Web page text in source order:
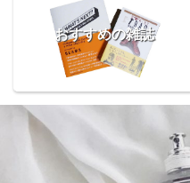
おすすめの雑誌